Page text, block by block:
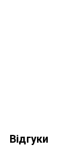
Відгуки